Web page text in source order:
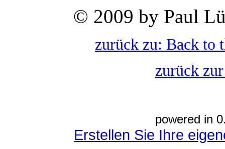
© 2009 by Paul
zurück zu: Back to
zurück
powered in
Erstellen Sie Ihre